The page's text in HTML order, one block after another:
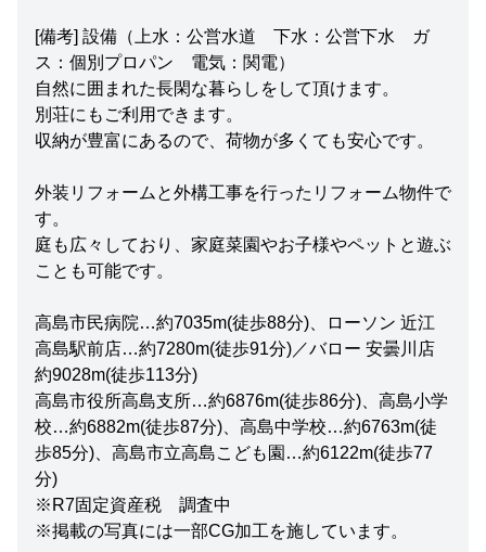
[備考] 設備（上水：公営水道 下水：公営下水 ガ
ス：個別プロパン 電気：関電）
自然に囲まれた長閑な暮らしをして頂けます。
別荘にもご利用できます。
収納が豊富にあるので、荷物が多くても安心です。
外装リフォームと外構工事を行ったリフォーム物件で
す。
庭も広々しており、家庭菜園やお子様やペットと遊ぶ
ことも可能です。
高島市民病院…約7035m(徒歩88分)、ローソン 近江
高島駅前店…約7280m(徒歩91分)／バロー 安曇川店
約9028m(徒歩113分)
高島市役所高島支所…約6876m(徒歩86分)、高島小学
校…約6882m(徒歩87分)、高島中学校…約6763m(徒
歩85分)、高島市立高島こども園…約6122m(徒歩77
分)
※R7固定資産税 調査中
※掲載の写真には一部CG加工を施しています。